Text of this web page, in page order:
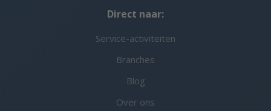
Direct naar:
Service-activiteiten
Branches
Blog
Over ons